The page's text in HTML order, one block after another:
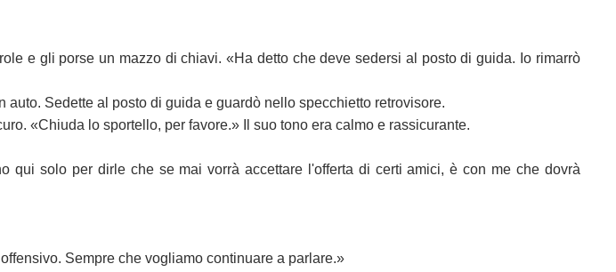
e gli porse un mazzo di chiavi. «Ha detto che deve sedersi al posto di guida. Io rimarrò
Sedette al posto di guida e guardò nello specchietto retrovisore.
«Chiuda lo sportello, per favore.» Il suo tono era calmo e rassicurante.
qui solo per dirle che se mai vorrà accettare l'offerta di certi amici, è con me che dovrà
Sempre che vogliamo continuare a parlare.»